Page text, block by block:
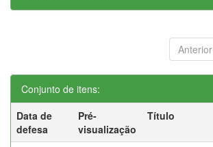
Anterior
Conjunto de itens:
Data de
defesa
Pré-
visualização
Título